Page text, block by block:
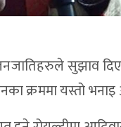
जनजातिहरुले सुझाव
क्रममा यस्तो